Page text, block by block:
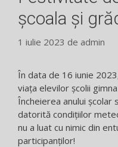
școala și
1 iulie 2023 de admin
În data de 16 iunie
viața elevilor școlii
Încheierea anului școlar
datorită condițiilor
nu a luat cu nimic din
participanților!